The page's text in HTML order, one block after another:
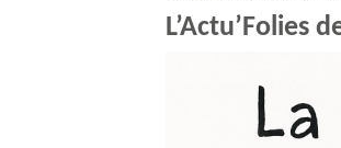
L’Actu’Folies